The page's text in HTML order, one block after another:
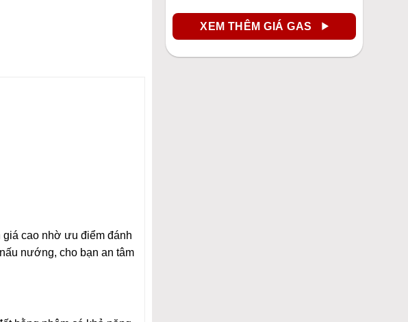
cao nhờ ưu điểm đánh
nướng, cho bạn an tâm
XEM THÊM GIÁ GAS